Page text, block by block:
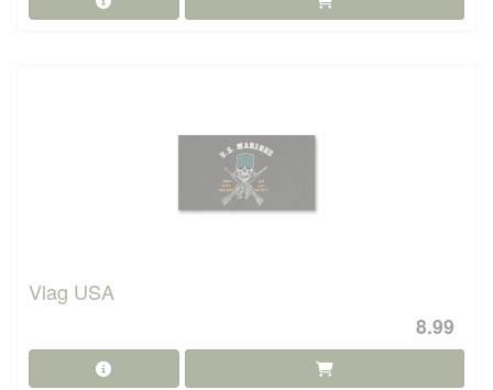
Vlag USA
8.99